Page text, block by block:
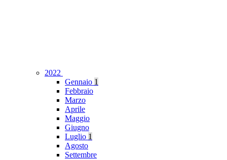
2022
Gennaio 1
Febbraio
Marzo
Aprile
Maggio
Giugno
Luglio 1
Agosto
Settembre